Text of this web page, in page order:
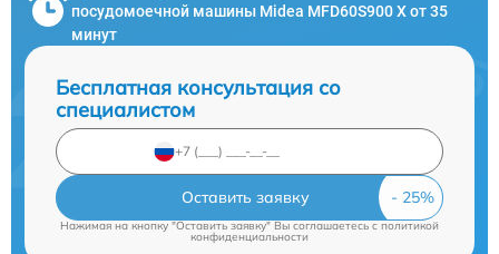
посудомоечной машины Midea MFD60S900 X от 35
минут
Бесплатная консультация со
специалистом
Оставить заявку
Нажимая на кнопку "Оставить заявку" Вы соглашаетесь cполитикой
конфиденциальности